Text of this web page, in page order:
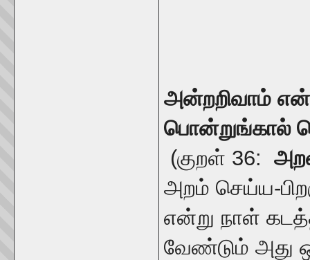
அன்றறிவாம்
பொன்றுங்கால்
(குறள் 36:
அறம் செய்ய-
என்று நாள்
வேண்டும் அது